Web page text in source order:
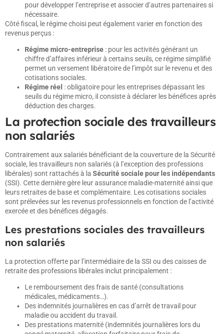
pour développer l’entreprise et associer d’autres partenaires si
nécessaire.
Côté fiscal, le régime choisi peut également varier en fonction des
revenus perçus :
Régime micro-entreprise : pour les activités générant un
chiffre d’affaires inférieur à certains seuils, ce régime simplifié
permet un versement libératoire de l’impôt sur le revenu et des
cotisations sociales.
Régime réel : obligatoire pour les entreprises dépassant les
seuils du régime micro, il consiste à déclarer les bénéfices après
déduction des charges.
La protection sociale des travailleurs
non salariés
Contrairement aux salariés bénéficiant de la couverture de la Sécurité
sociale, les travailleurs non salariés (à l’exception des professions
libérales) sont rattachés à la Sécurité sociale pour les indépendants
(SSI). Cette dernière gère leur assurance maladie-maternité ainsi que
leurs retraites de base et complémentaire. Les cotisations sociales
sont prélevées sur les revenus professionnels en fonction de l’activité
exercée et des bénéfices dégagés.
Les prestations sociales des travailleurs
non salariés
La protection offerte par l’intermédiaire de la SSI ou des caisses de
retraite des professions libérales inclut principalement :
Le remboursement des frais de santé (consultations
médicales, médicaments…).
Des indemnités journalières en cas d’arrêt de travail pour
maladie ou accident du travail.
Des prestations maternité (indemnités journalières lors du